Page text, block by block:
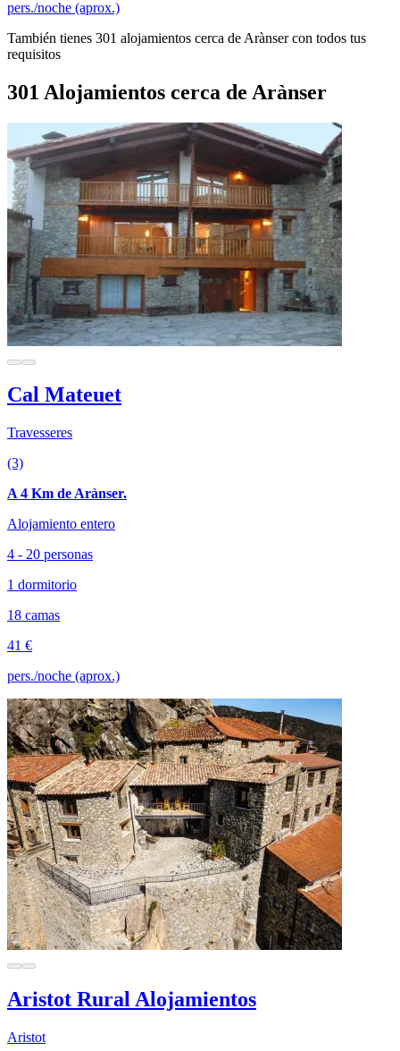
pers./noche (aprox.)
También tienes 301 alojamientos cerca de Arànser con todos tus
requisitos
301 Alojamientos cerca de Arànser
Cal Mateuet
Travesseres
(3)
A 4 Km de Arànser.
Alojamiento entero
4 - 20 personas
1 dormitorio
18 camas
41 €
pers./noche (aprox.)
Aristot Rural Alojamientos
Aristot